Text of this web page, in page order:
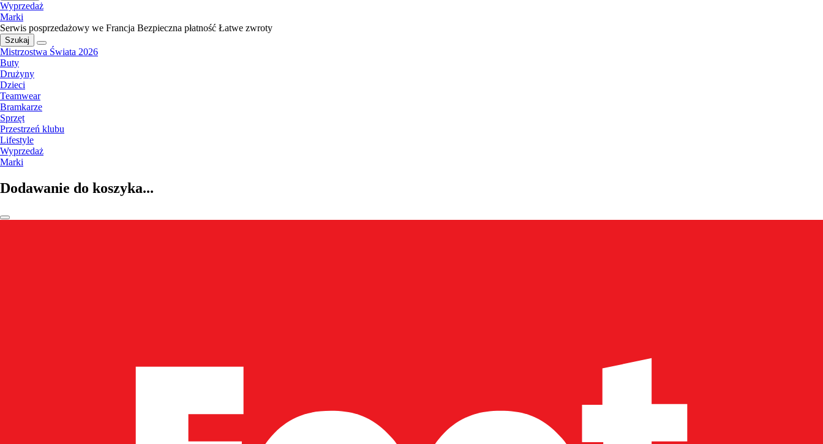
Wyprzedaż
Marki
Serwis posprzedażowy we Francja Bezpieczna płatność Łatwe zwroty
Szukaj
Mistrzostwa Świata 2026
Buty
Drużyny
Dzieci
Teamwear
Bramkarze
Sprzęt
Przestrzeń klubu
Lifestyle
Wyprzedaż
Marki
Dodawanie do koszyka...